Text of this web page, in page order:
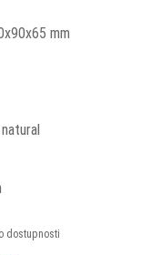
mm
dostupnosti